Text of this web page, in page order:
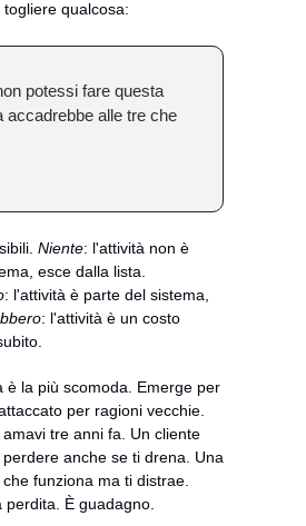
qualcosa:
potessi fare questa
accadrebbe alle tre che
Niente: l'attività non è
: l'attività è parte del sistema,
: l'attività è un costo
è la più scomoda. Emerge per
per ragioni vecchie.
tre anni fa. Un cliente
anche se ti drena. Una
funziona ma ti distrae.
perdita. È guadagno.